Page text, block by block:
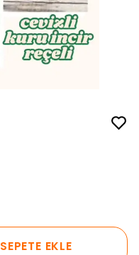
SEPETE EKLE